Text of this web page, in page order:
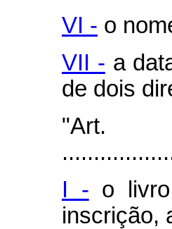
VI - o
VII - a
de dois
I - o
inscrição,